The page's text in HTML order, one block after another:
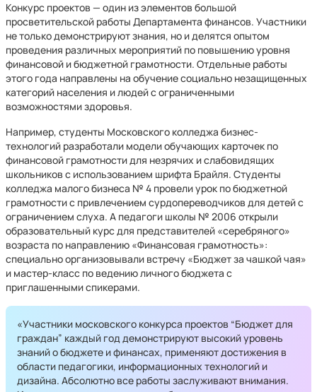
Конкурс проектов — один из элементов большой
просветительской работы Департамента финансов. Участники
не только демонстрируют знания, но и делятся опытом
проведения различных мероприятий по повышению уровня
финансовой и бюджетной грамотности. Отдельные работы
этого года направлены на обучение социально незащищенных
категорий населения и людей с ограниченными
возможностями здоровья.
Например, студенты Московского колледжа бизнес-
технологий разработали модели обучающих карточек по
финансовой грамотности для незрячих и слабовидящих
школьников с использованием шрифта Брайля. Студенты
колледжа малого бизнеса № 4 провели урок по бюджетной
грамотности с привлечением сурдопереводчиков для детей с
ограничением слуха. А педагоги школы № 2006 открыли
образовательный курс для представителей «серебряного»
возраста по направлению «Финансовая грамотность»:
специально организовывали встречу «Бюджет за чашкой чая»
и мастер-класс по ведению личного бюджета с
приглашенными спикерами.
«Участники московского конкурса проектов “Бюджет для
граждан” каждый год демонстрируют высокий уровень
знаний о бюджете и финансах, применяют достижения в
области педагогики, информационных технологий и
дизайна. Абсолютно все работы заслуживают внимания.